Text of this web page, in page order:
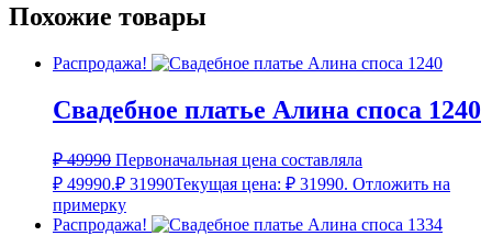
Похожие товары
Распродажа!
Свадебное платье Алина споса 1240
₽49990 Первоначальная цена составляла
₽ 49990.₽ 31990Текущая цена: ₽ 31990. Отложить на
примерку
Распродажа!